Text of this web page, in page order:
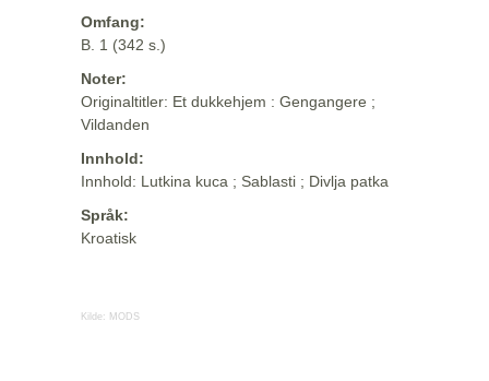
Omfang:
B. 1 (342 s.)
Noter:
Originaltitler: Et dukkehjem : Gengangere ;
Vildanden
Innhold:
Innhold: Lutkina kuca ; Sablasti ; Divlja patka
Språk:
Kroatisk
Kilde: MODS